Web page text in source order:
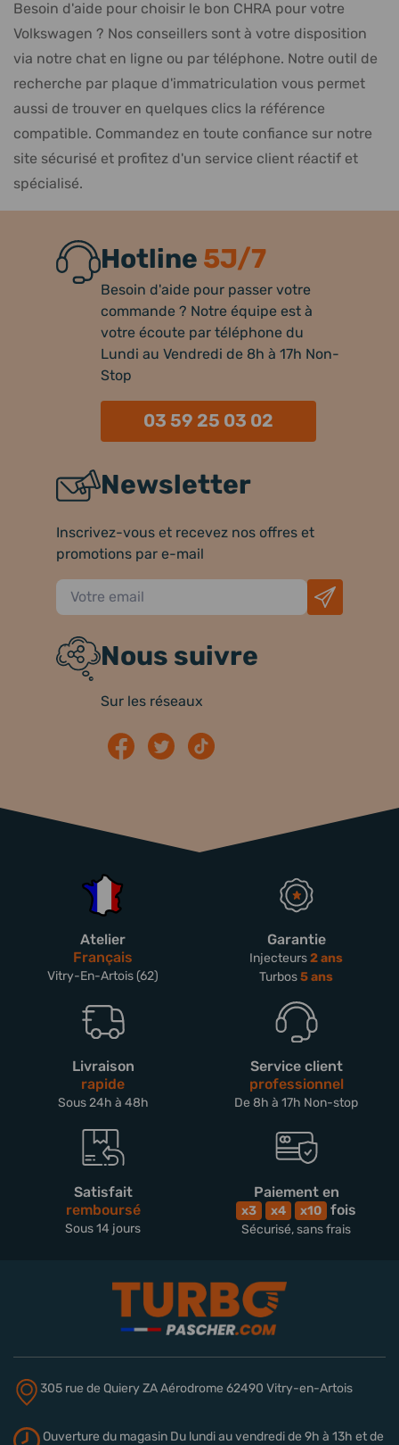
Besoin d'aide pour choisir le bon CHRA pour votre
Volkswagen ? Nos conseillers sont à votre disposition
via notre chat en ligne ou par téléphone. Notre outil de
recherche par plaque d'immatriculation vous permet
aussi de trouver en quelques clics la référence
compatible. Commandez en toute confiance sur notre
site sécurisé et profitez d'un service client réactif et
spécialisé.
Hotline 5J/7
Besoin d'aide pour passer votre
commande ? Notre équipe est à
votre écoute par téléphone du
Lundi au Vendredi de 8h à 17h Non-
Stop
03 59 25 03 02
Newsletter
Inscrivez-vous et recevez nos offres et
promotions par e-mail
Nous suivre
Sur les réseaux
Atelier
Français
Vitry-En-Artois (62)
Garantie
Injecteurs2 ans
Turbos5 ans
Livraison
rapide
Sous 24h à 48h
Service client
professionnel
De 8h à 17h Non-stop
Satisfait
remboursé
Sous 14 jours
Paiement en
x3 x4 x10 fois
Sécurisé, sans frais
305 rue de QuieryZA Aérodrome 62490 Vitry-en-Artois
Ouverture du magasinDu lundi au vendredi de 9h à 13h et de